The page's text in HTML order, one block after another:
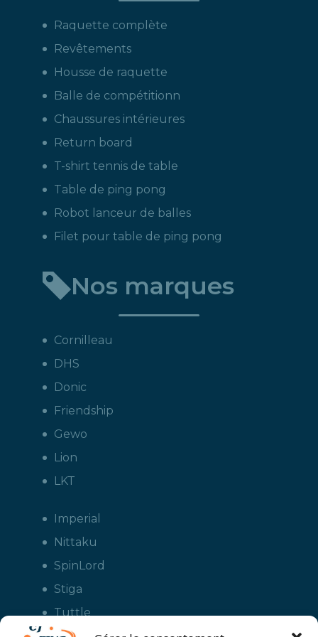
Raquette complète
Revêtements
Housse de raquette
Balle de compétitionn
Chaussures intérieures
Return board
T-shirt tennis de table
Table de ping pong
Robot lanceur de balles
Filet pour table de ping pong
Nos marques
Cornilleau
DHS
Donic
Friendship
Gewo
Lion
LKT
Imperial
Nittaku
SpinLord
Stiga
Tuttle